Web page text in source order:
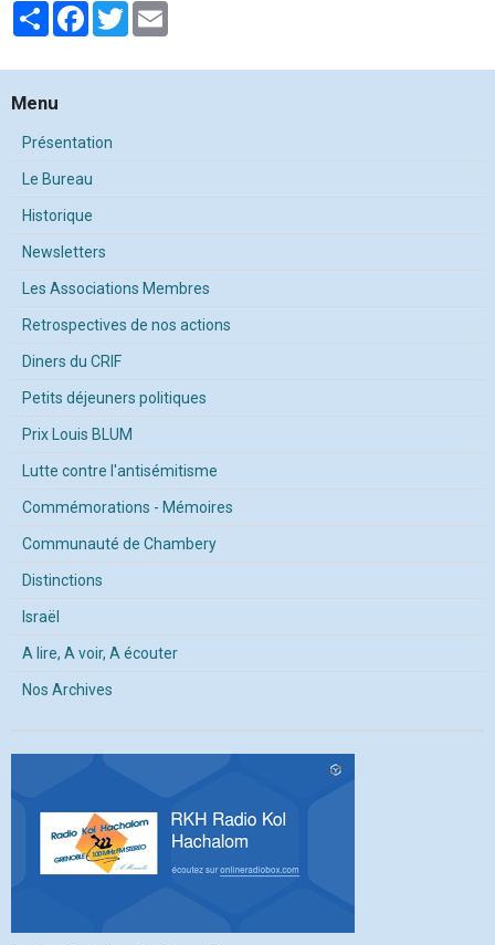
PartagerFacebook
Twitter
Menu
Présentation
Le Bureau
Historique
Newsletters
Les Associations Membres
Retrospectives de nos actions
Diners du CRIF
Petits déjeuners politiques
Prix Louis BLUM
Lutte contre l'antisémitisme
Commémorations - Mémoires
Communauté de Chambery
Distinctions
Israël
A lire, A voir, A écouter
Nos Archives